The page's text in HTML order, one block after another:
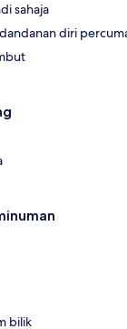
sahaja
diri
bilik